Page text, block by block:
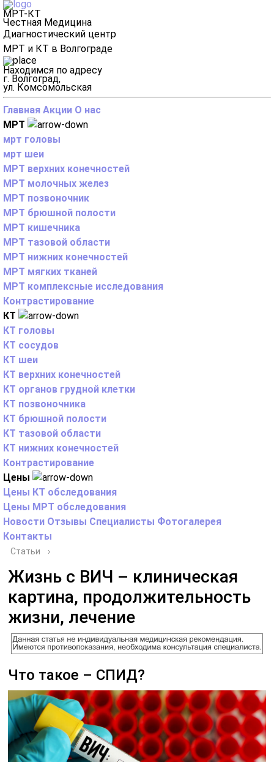
МРТ-КТ
Честная Медицина
Диагностический центр
МРТ и КТ в Волгограде
Находимся по адресу
г. Волгоград,
ул. Комсомольская
Главная Акции О нас
МРТ
мрт головы
мрт шеи
МРТ верхних конечностей
МРТ молочных желез
МРТ позвоночник
МРТ брюшной полости
МРТ кишечника
МРТ тазовой области
МРТ нижних конечностей
МРТ мягких тканей
МРТ комплексные исследования
Контрастирование
КТ
КТ головы
КТ сосудов
КТ шеи
КТ верхних конечностей
КТ органов грудной клетки
КТ позвоночника
КТ брюшной полости
КТ тазовой области
КТ нижних конечностей
Контрастирование
Цены
Цены КТ обследования
Цены МРТ обследования
Новости Отзывы Специалисты Фотогалерея
Контакты
Статьи ›
Жизнь с ВИЧ – клиническая
картина, продолжительность
жизни, лечение
Что такое – СПИД?